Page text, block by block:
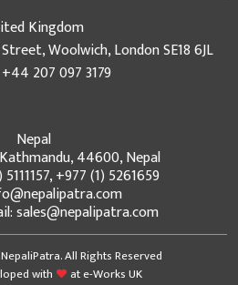
Kingdom
Woolwich, London SE18 6JL
207 097 3179
Nepal
44600, Nepal
+977 (1) 5261659
sales@nepalipatra.com
All Rights Reserved
with
ate-Works UK